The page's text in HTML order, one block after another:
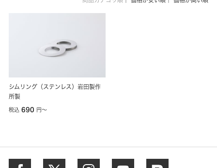
シムリング（ステンレス）岩田製作
所製
税込690 円〜